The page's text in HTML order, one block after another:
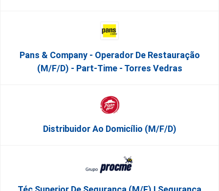
Pans & Company - Operador De Restauração
(m/f/d) - Part-Time - Torres Vedras
Distribuidor Ao Domicílio (m/f/d)